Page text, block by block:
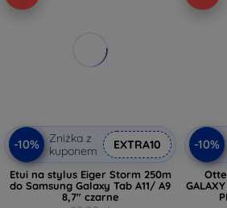
-10%
Zniżka z
kuponem
EXTRA10
Etui na stylus Eiger Storm 250m
do Samsung Galaxy Tab A11/ A9
8,7" czarne
-10%